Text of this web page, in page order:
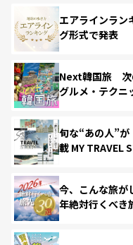
エアラインラ
グ形式で発表
Next韓国旅 次
グルメ・テクニ
旬な“あの人”
載 MY TRAVEL
今、こんな旅が
年絶対行くべき